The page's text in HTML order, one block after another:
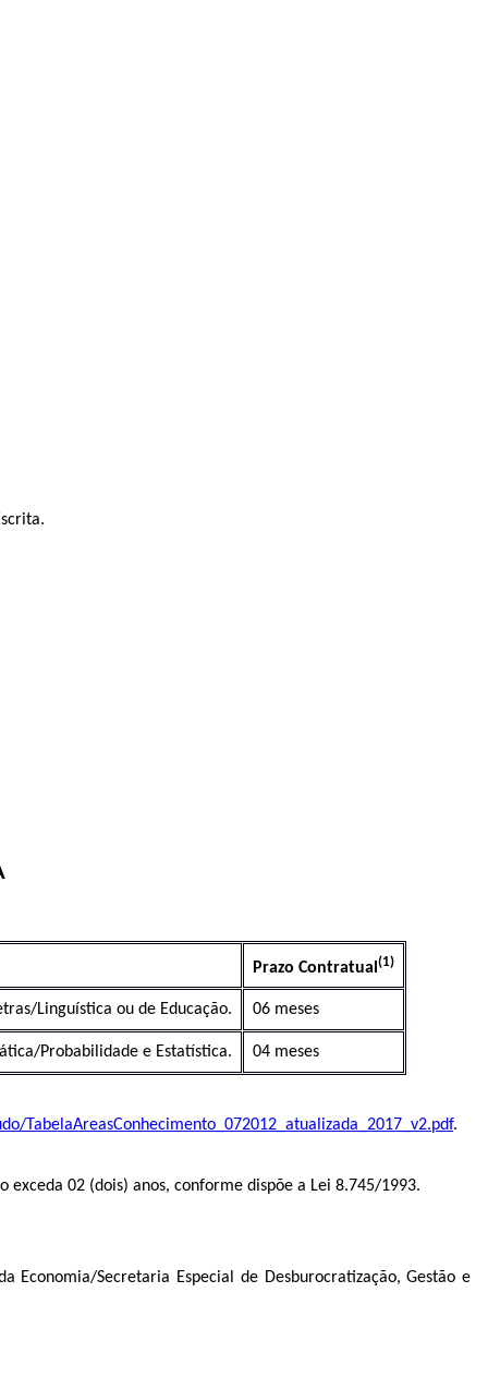
Prazo Contratual (1)
Linguística ou de Educação. 06 meses
Probabilidade e Estatística. 04 meses
TabelaAreasConhecimento_072012_atualizada_2017_v2.pdf.
02 (dois) anos, conforme dispõe a Lei 8.745/1993.
Secretaria Especial de Desburocratização, Gestão e